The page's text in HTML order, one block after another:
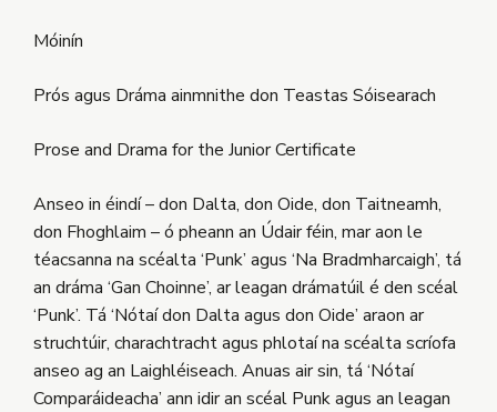
Móinín
Prós agus Dráma ainmnithe don Teastas Sóisearach
Prose and Drama for the Junior Certificate
Anseo in éindí – don Dalta, don Oide, don Taitneamh,
don Fhoghlaim – ó pheann an Údair féin, mar aon le
téacsanna na scéalta ‘Punk’ agus ‘Na Bradmharcaigh’, tá
an dráma ‘Gan Choinne’, ar leagan drámatúil é den scéal
‘Punk’. Tá ‘Nótaí don Dalta agus don Oide’ araon ar
struchtúir, charachtracht agus phlotaí na scéalta scríofa
anseo ag an Laighléiseach. Anuas air sin, tá ‘Nótaí
Comparáideacha’ ann idir an scéal Punk agus an leagan